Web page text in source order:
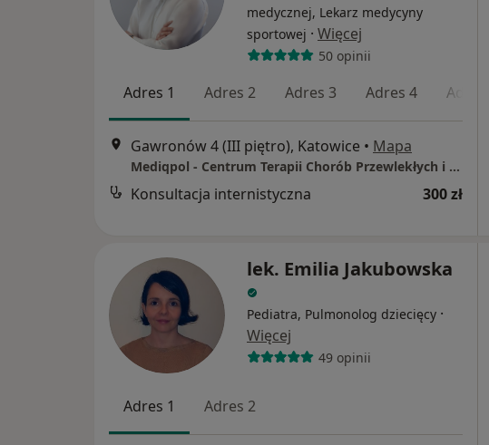
medycznej, Lekarz medycyny
sportowej · Więcej
50 opinii
Adres 1 Adres 2 Adres 3 Adres 4 Adres 5
Gawronów 4 (III piętro), Katowice • Mapa
Mediqpol - Centrum Terapii Chorób Przewlekłych i Chirurgii Wielospecjalistycznej
Konsultacja internistyczna 300 zł
lek. Emilia Jakubowska
Pediatra, Pulmonolog dziecięcy ·
Więcej
49 opinii
Adres 1 Adres 2